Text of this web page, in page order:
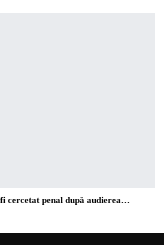
cercetat penal după audierea…